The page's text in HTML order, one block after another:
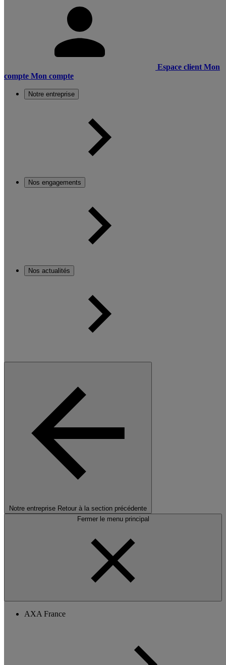
Espace client Mon
compte Mon compte
Notre entreprise
Nos engagements
Nos actualités
Notre entreprise Retour à la section précédente
Fermer le menu principal
AXA France